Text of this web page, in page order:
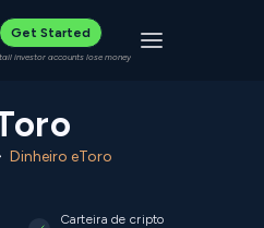
Get Started
investor accounts lose money Toggle
Dinheiro eToro
Carteira de cripto